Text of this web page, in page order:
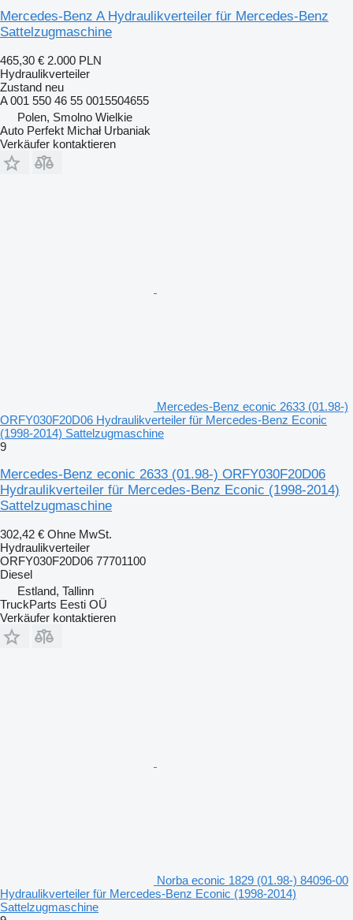
Mercedes-Benz A Hydraulikverteiler für Mercedes-Benz
Sattelzugmaschine
465,30 € 2.000 PLN
Hydraulikverteiler
Zustand neu
A 001 550 46 55 0015504655
Polen, Smolno Wielkie
Auto Perfekt Michał Urbaniak
Verkäufer kontaktieren
Mercedes-Benz econic 2633 (01.98-)
ORFY030F20D06 Hydraulikverteiler für Mercedes-Benz Econic
(1998-2014) Sattelzugmaschine
9
Mercedes-Benz econic 2633 (01.98-) ORFY030F20D06
Hydraulikverteiler für Mercedes-Benz Econic (1998-2014)
Sattelzugmaschine
302,42 € Ohne MwSt.
Hydraulikverteiler
ORFY030F20D06 77701100
Diesel
Estland, Tallinn
TruckParts Eesti OÜ
Verkäufer kontaktieren
Norba econic 1829 (01.98-) 84096-00
Hydraulikverteiler für Mercedes-Benz Econic (1998-2014)
Sattelzugmaschine